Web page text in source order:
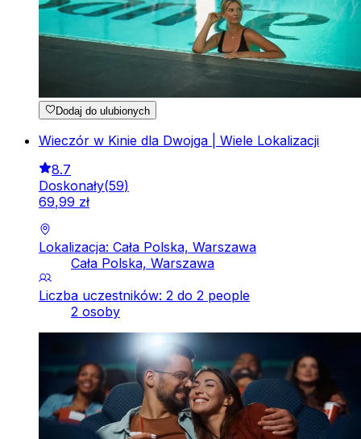
Dodaj do ulubionych
Wieczór w Kinie dla Dwojga | Wiele Lokalizacji
8.7
Doskonały(59)
69,99 zł
Lokalizacja: Cała Polska, Warszawa
Cała Polska, Warszawa
Liczba uczestników: 2 do 2 people
2 osoby